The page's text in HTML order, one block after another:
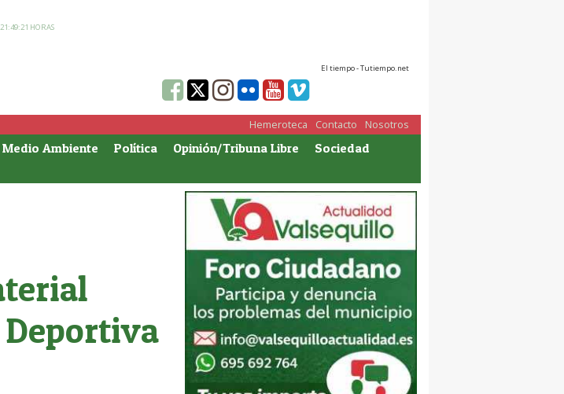
HORAS
El tiempo - Tutiempo.net
Nosotros
Contacto
Hemeroteca
Medio Ambiente Política Opinión/Tribuna Libre
Sociedad